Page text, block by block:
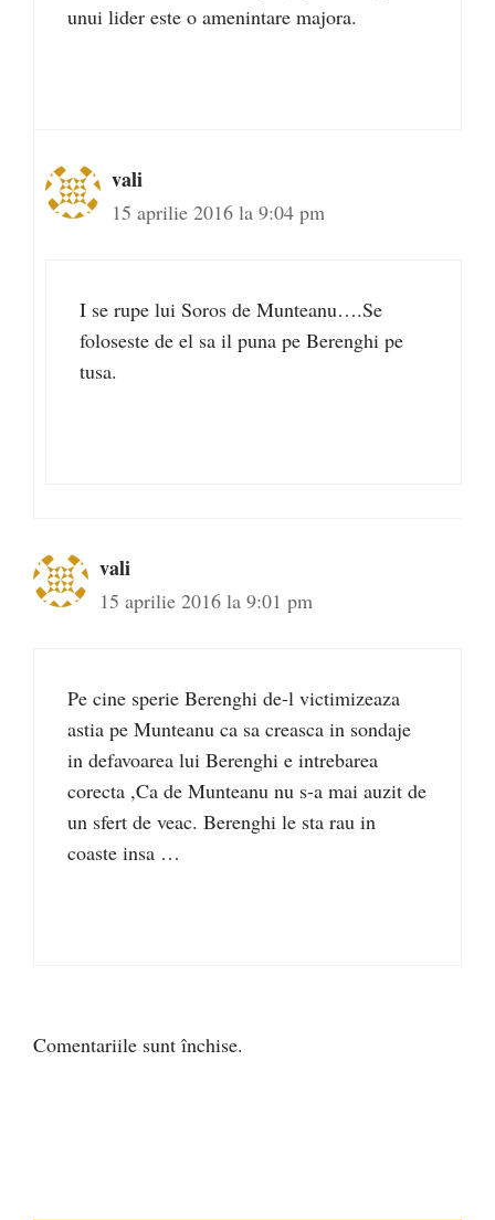
unui lider este o amenintare majora.
vali
15 aprilie 2016 la 9:04 pm
I se rupe lui Soros de Munteanu….Se
foloseste de el sa il puna pe Berenghi pe
tusa.
vali
15 aprilie 2016 la 9:01 pm
Pe cine sperie Berenghi de-l victimizeaza
astia pe Munteanu ca sa creasca in sondaje
in defavoarea lui Berenghi e intrebarea
corecta ,Ca de Munteanu nu s-a mai auzit de
un sfert de veac. Berenghi le sta rau in
coaste insa …
Comentariile sunt închise.